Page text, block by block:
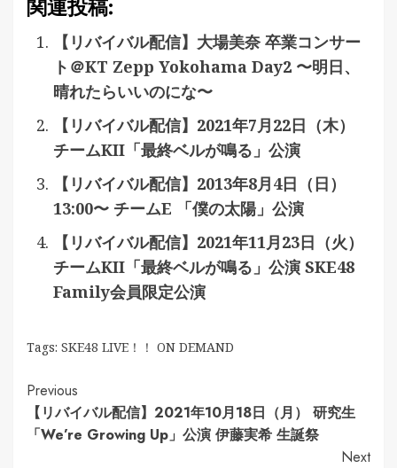
関連投稿:
【リバイバル配信】大場美奈 卒業コンサー
ト＠KT Zepp Yokohama Day2 〜明日、
晴れたらいいのにな〜
【リバイバル配信】2021年7月22日（木）
チームKII「最終ベルが鳴る」公演
【リバイバル配信】2013年8月4日（日）
13:00〜 チームE 「僕の太陽」公演
【リバイバル配信】2021年11月23日（火）
チームKII「最終ベルが鳴る」公演 SKE48
Family会員限定公演
Tags: SKE48 LIVE！！ ON DEMAND
Continue
Reading
Previous
【リバイバル配信】2021年10月18日（月） 研究生
「We’re Growing Up」公演 伊藤実希 生誕祭
Next